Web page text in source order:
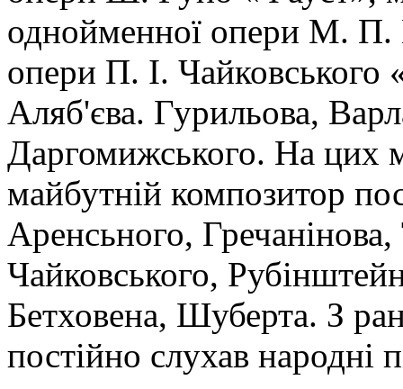
однойменної опери М. П.
опери П. І. Чайковського
Аляб'єва. Гурильова,
Даргомижського. На цих
майбутній композитор
Аренсьного, Гречанінова,
Чайковського,
Бетховена, Шуберта. З
постійно слухав народні